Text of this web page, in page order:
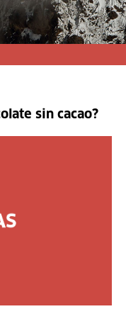
sin cacao?